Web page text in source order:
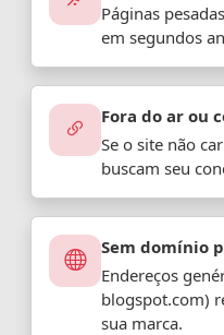
Páginas
em segundos
Fora do ar ou
Se o site não
buscam seu
Sem domínio
Endereços
blogspot.com)
sua marca.